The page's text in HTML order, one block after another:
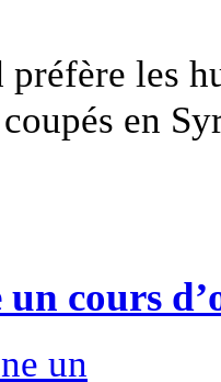
les
en
cours